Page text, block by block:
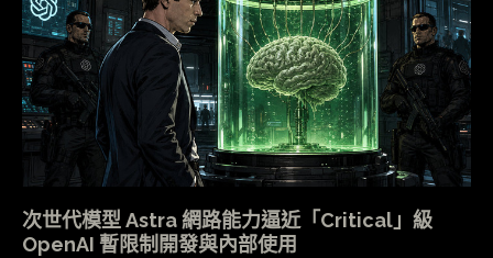
次世代模型 Astra 網路能力逼近「Critical」級
OpenAI 暫限制開發與內部使用